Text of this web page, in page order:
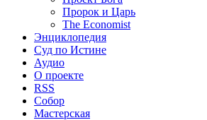
Пророк и Царь
The Economist
Энциклопедия
Суд по Истине
Аудио
О проекте
RSS
Собор
Мастерская